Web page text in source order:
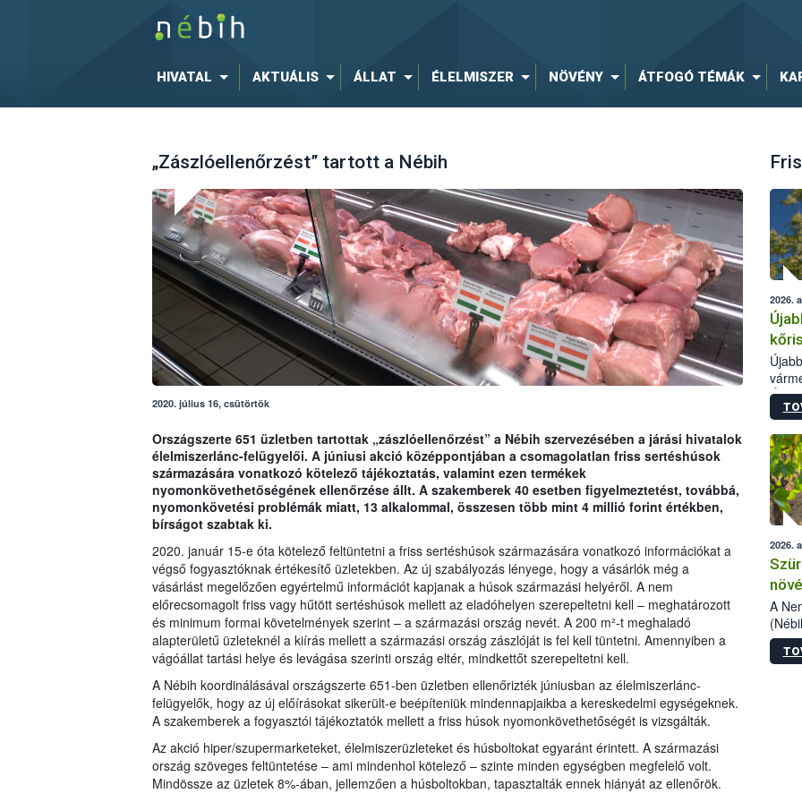
HIVATAL AKTUÁLIS ÁLLAT ÉLELMISZER NÖVÉNY ÁTFOGÓ TÉMÁK
„Zászlóellenőrzést” tartott a Nébih
2020. július 16, csütörtök
Országszerte 651 üzletben tartottak „zászlóellenőrzést” a Nébih szervezésében a járási hivatalok
élelmiszerlánc-felügyelői. A júniusi akció középpontjában a csomagolatlan friss sertéshúsok
származására vonatkozó kötelező tájékoztatás, valamint ezen termékek
nyomonkövethetőségének ellenőrzése állt. A szakemberek 40 esetben figyelmeztetést, továbbá,
nyomonkövetési problémák miatt, 13 alkalommal, összesen több mint 4 millió forint értékben,
bírságot szabtak ki.
2020. január 15-e óta kötelező feltüntetni a friss sertéshúsok származására vonatkozó információkat a
végső fogyasztóknak értékesítő üzletekben. Az új szabályozás lényege, hogy a vásárlók még a
vásárlást megelőzően egyértelmű információt kapjanak a húsok származási helyéről. A nem
előrecsomagolt friss vagy hűtött sertéshúsok mellett az eladóhelyen szerepeltetni kell – meghatározott
és minimum formai követelmények szerint – a származási ország nevét. A 200 m²-t meghaladó
alapterületű üzleteknél a kiírás mellett a származási ország zászlóját is fel kell tüntetni. Amennyiben a
vágóállat tartási helye és levágása szerinti ország eltér, mindkettőt szerepeltetni kell.
A Nébih koordinálásával országszerte 651-ben üzletben ellenőrizték júniusban az élelmiszerlánc-
felügyelők, hogy az új előírásokat sikerült-e beépíteniük mindennapjaikba a kereskedelmi egységeknek.
A szakemberek a fogyasztói tájékoztatók mellett a friss húsok nyomonkövethetőségét is vizsgálták.
Az akció hiper/szupermarketeket, élelmiszerüzleteket és húsboltokat egyaránt érintett. A származási
ország szöveges feltüntetése – ami mindenhol kötelező – szinte minden egységben megfelelő volt.
Mindössze az üzletek 8%-ában, jellemzően a húsboltokban, tapasztalták ennek hiányát az ellenőrök.
2026.
2026.
A